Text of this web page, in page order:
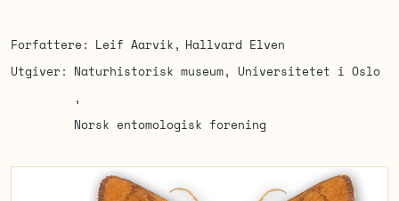
Forfattere Leif Aarvik
Hallvard Elven
Utgiver
Naturhistorisk museum, Universitetet i Oslo
Norsk entomologisk forening